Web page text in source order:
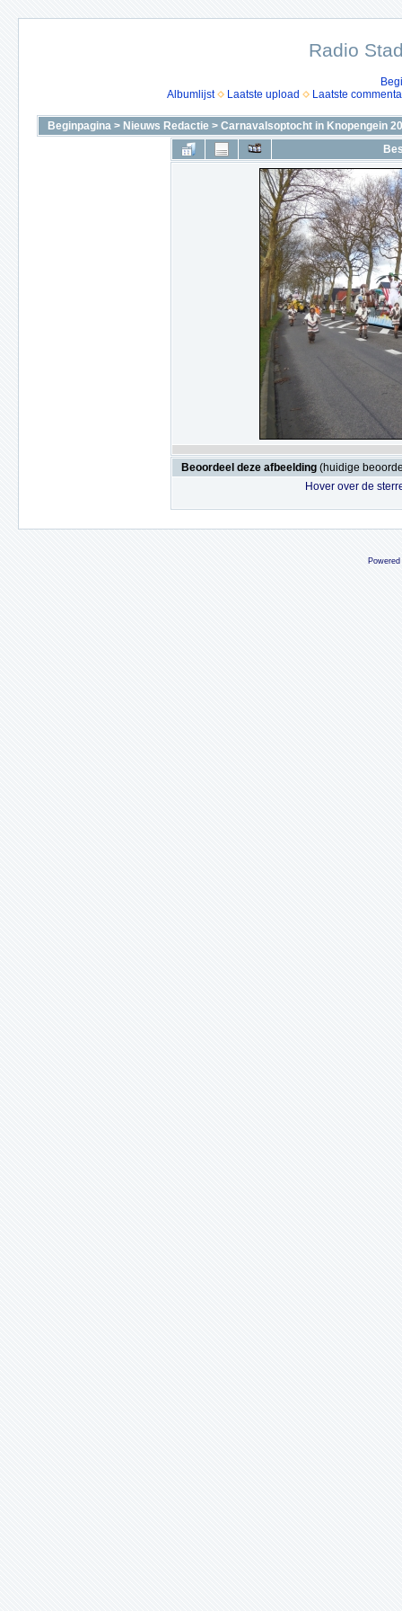
Radio
Albumlijst
Laatste upload Laatste
Beginpagina > Nieuws Redactie > Carnavalsoptocht in Knopengein
Beoordeel deze afbeelding (huidige
Hover over de